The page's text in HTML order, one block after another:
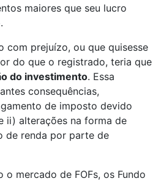
maiores que seu lucro
com prejuízo, ou que quisesse
do que o registrado, teria que
do investimento. Essa
consequências,
de imposto devido
ii) alterações na forma de
de renda por parte de
o mercado de FOFs, os Fundo